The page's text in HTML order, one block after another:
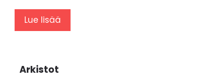
Lue lisää
Arkistot